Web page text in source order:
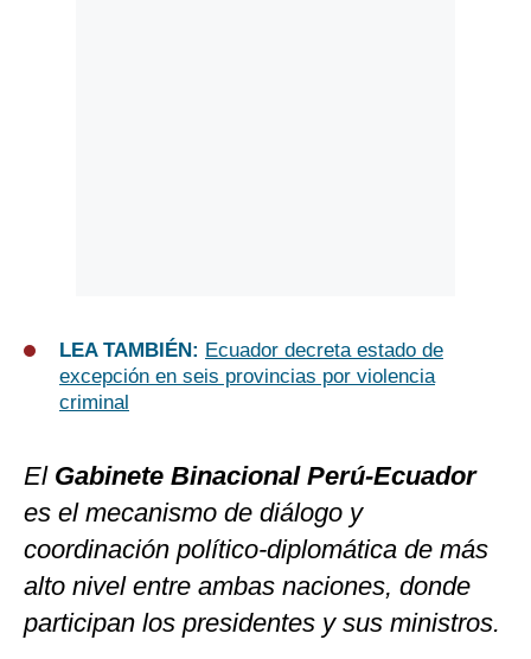
LEA TAMBIÉN: Ecuador decreta estado de
excepción en seis provincias por violencia
criminal
El Gabinete Binacional Perú-Ecuador
es el mecanismo de diálogo y
coordinación político-diplomática de más
alto nivel entre ambas naciones, donde
participan los presidentes y sus ministros.